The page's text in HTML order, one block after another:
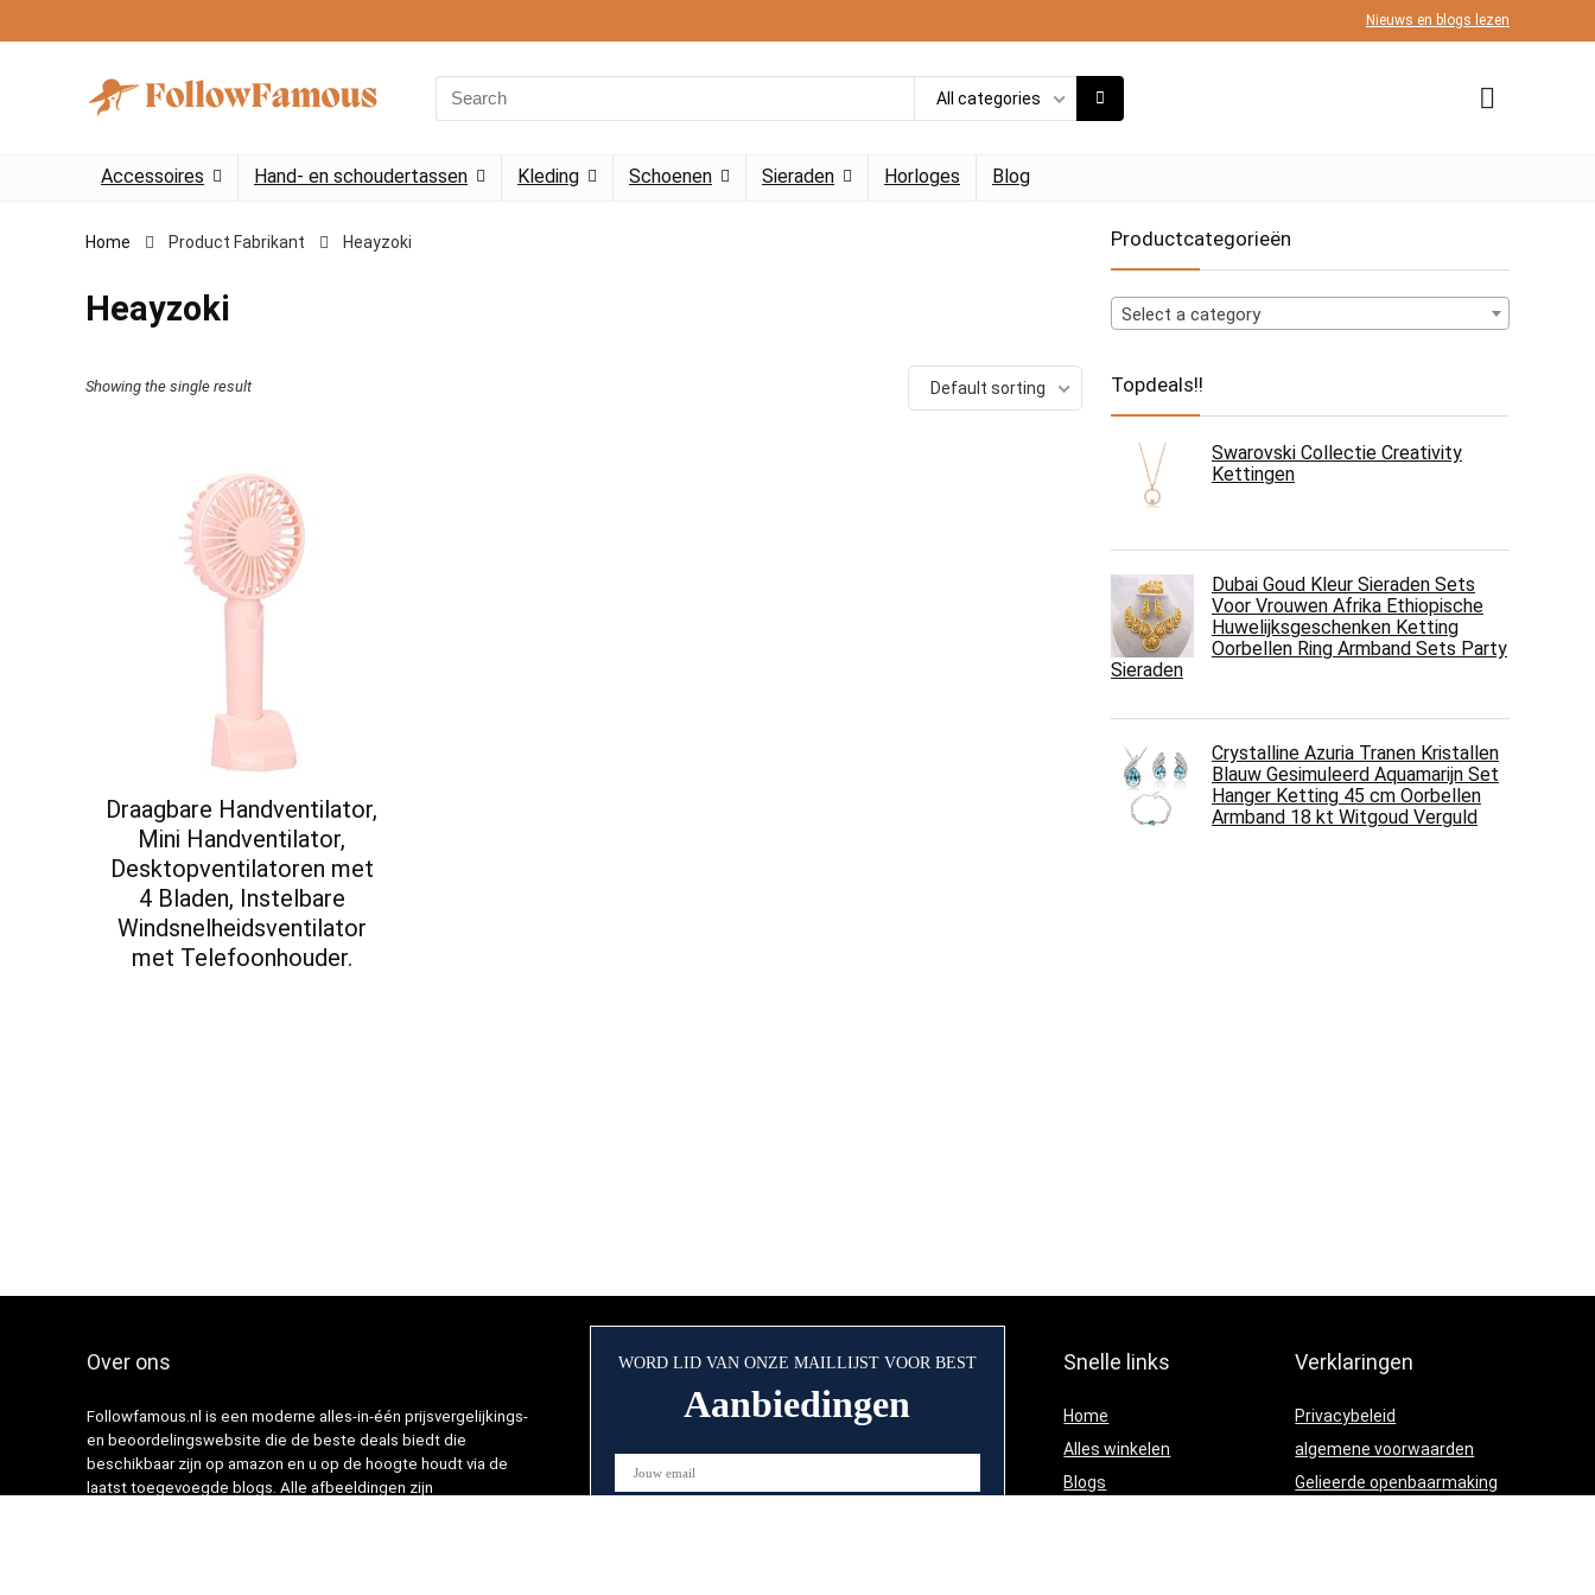
Nieuws en blogs lezen
Search
for:
All categories
Accessoires Hand- en schoudertassen Kleding Schoenen Sieraden Horloges Blog
Home Product Fabrikant ‎Heayzoki
‎Heayzoki
Showing the single result Default sorting
Draagbare Handventilator,
Mini Handventilator,
Desktopventilatoren met
4 Bladen, Instelbare
Windsnelheidsventilator
met Telefoonhouder.
Productcategorieën
Select a category
Topdeals!!
Swarovski Collectie Creativity
Kettingen
Dubai Goud Kleur Sieraden Sets
Voor Vrouwen Afrika Ethiopische
Huwelijksgeschenken Ketting
Oorbellen Ring Armband Sets Party
Sieraden
Crystalline Azuria Tranen Kristallen
Blauw Gesimuleerd Aquamarijn Set
Hanger Ketting 45 cm Oorbellen
Armband 18 kt Witgoud Verguld
Over ons
Followfamous.nl is een moderne alles-in-één prijsvergelijkings-
en beoordelingswebsite die de beste deals biedt die
beschikbaar zijn op amazon en u op de hoogte houdt via de
laatst toegevoegde blogs. Alle afbeeldingen zijn
WORD LID VAN ONZE MAILLIJST VOOR BEST
Aanbiedingen
Snelle links
Home
Alles winkelen
Blogs
Verklaringen
Privacybeleid
algemene voorwaarden
Gelieerde openbaarmaking